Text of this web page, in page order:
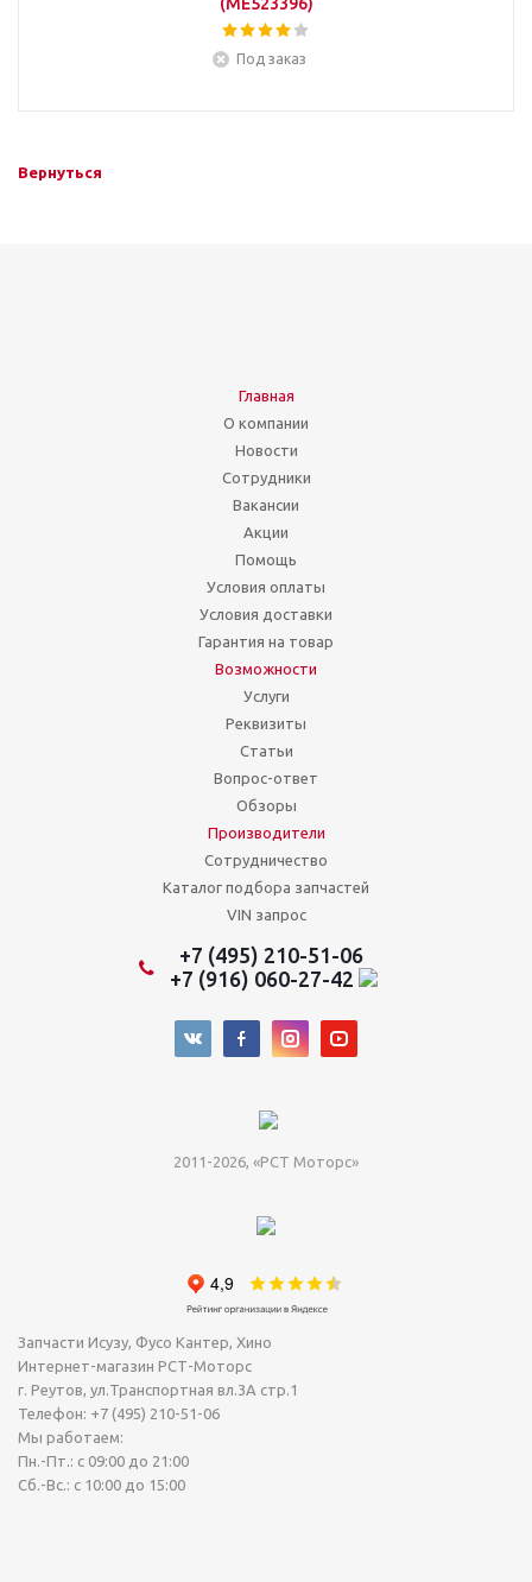
Под заказ
Вернуться
Главная
О компании
Новости
Сотрудники
Вакансии
Акции
Помощь
Условия оплаты
Условия доставки
Гарантия на товар
Возможности
Услуги
Реквизиты
Статьи
Вопрос-ответ
Обзоры
Производители
Сотрудничество
Каталог подбора запчастей
VIN запрос
+7 (495) 210-51-06
+7 (916) 060-27-42
2011-2026, «РСТ Моторс»
Запчасти Исузу, Фусо Кантер, Хино
Интернет-магазин РСТ-Моторс
г. Реутов, ул.Транспортная вл.3А стр.1
Телефон: +7 (495) 210-51-06
Мы работаем:
Пн.-Пт.: с 09:00 до 21:00
Сб.-Вс.: с 10:00 до 15:00